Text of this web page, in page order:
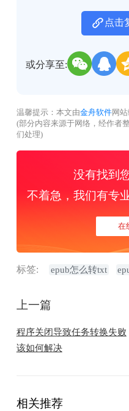
点击
或分享至:
温馨提示：本文由金舟软件网
(部分内容来源于网络，经作者
们处理)
没有找到
不着急，我们有专
在
标签: epub怎么转txt
上一篇
程序关闭导致任务转换失败
该如何解决
相关推荐